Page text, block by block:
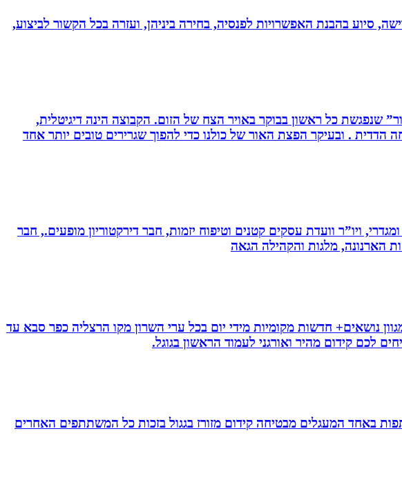
סיוע בהבנת האפשרויות לפנסיה, בחירה ביניהן, ועזרה בכל הקשור לביצוע,
שנפגשת כל ראשון בבוקר באויר הצח של הזום. הקבוצה הינה דיגיטלית,
. ובעיקר הפצת האור של כולנו כדי להפוך שגרירים טובים יותר אחד
ויו”ר וועדת עסקים קטנים וטיפוח יזמות, חבר דירקטוריון מופעים., חבר
הארנונה, מלגות והקהילה הגאה
נושאים+ חדשות מקומיות מידי יום בכל ערי השרון מקו הרצליה כפר סבא עד
לכם קידום מהיר ואורגני לעמוד הראשון בגוגל.
באחד המעגלים מבטיחה קידום מזורז בגגול בזכות כל המשתתפים האחרים